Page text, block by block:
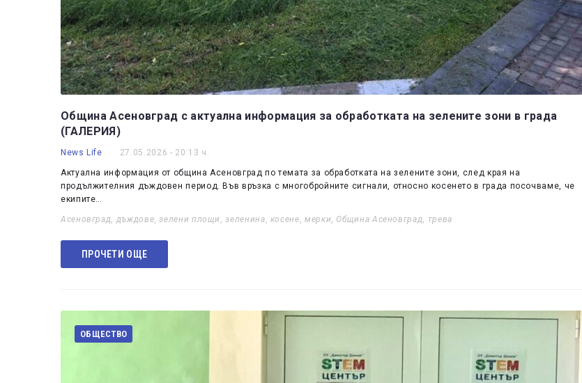
Община Асеновград с актуална информация за обработката на зелените зони в града
(ГАЛЕРИЯ)
News Life 27.05.2026 - 20:13 ч.
Актуална информация от община Асеновград по темата за обработката на зелените зони, след края на
продължителния дъждовен период. Във връзка с многобройните сигнали, относно косенето в града посочваме, че
екипите…
Асеновград, дъждове,зелени площи ,зеленина, косене, мерки, Община Асеновград, трева
ПРОЧЕТИ ОЩЕ
ОБЩЕСТВО